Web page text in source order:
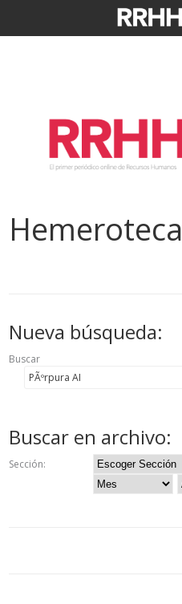
Hemeroteca
Nueva búsqueda:
Buscar
Buscar en archivo:
Sección: